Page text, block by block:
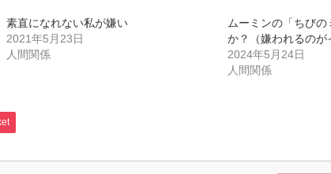
素直になれない私が嫌い
2021年5月23日
人間関係
ムーミンの「ちび
か？（嫌われるのが
2024年5月24日
人間関係